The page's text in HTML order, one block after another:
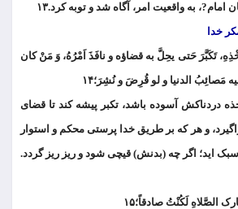
به واقعیت امر، آگاه شد و توبه کرد.۱۳
خدا
تَکَبَّرَ حَتی یحِلَّ به قضاؤه و نافَذَ اَمْرُهُ، وَ مَنْ کان
مَصائِبُ الدنیا و لو قُرِضَ و نُشِرَ؛۱۴
دردناکش آسوده باشد، تکبر پیشه کند تا قضای
و هر که بر طریق خدا پرستی محکم و استوار
اید؛ اگر چه (بدنش) قیچی شود و ریز ریز گردد.
الصَّلاهِ لَکُنْتُ صادقاً؛۱۵